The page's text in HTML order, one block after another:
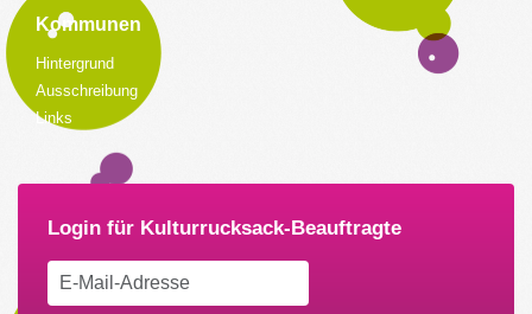
Kommunen
Hintergrund
Ausschreibung
Links